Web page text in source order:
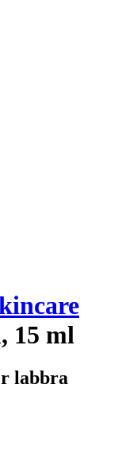
15 ml
labbra